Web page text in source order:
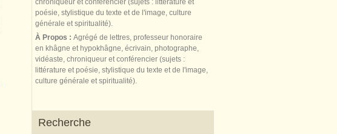
À Propos : Agrégé de lettres, professeur honoraire
en khâgne et hypokhâgne, écrivain, photographe,
vidéaste, chroniqueur et conférencier (sujets :
littérature et poésie, stylistique du texte et de l'image,
culture générale et spiritualité).
Recherche